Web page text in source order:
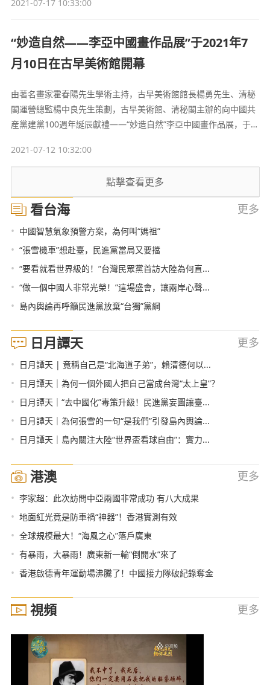
2021-07-17 10:33:00
“妙造自然——李亞中國畫作品展”于2021年7
月10日在古早美術館開幕
由著名畫家霍春陽先生學術主持，古早美術館館長楊勇先生、清秘
閣運營總監楊中良先生策劃，古早美術館、清秘閣主辦的向中國共
産黨建黨100週年誕辰獻禮——“妙造自然”李亞中國畫作品展，于
2021-07-12 10:32:00
點擊查看更多
看台海 更多
• 中國智慧氣象預警方案，為何叫“媽祖”
• “張雪機車”想赴臺，民進黨當局又要擋
• “要看就看世界級的！”台灣民眾黨首訪大陸為何直...
• “做一個中國人非常光榮！”這場盛會，讓兩岸心聲...
• 島內輿論再呼籲民進黨放棄“台獨”黨綱
日月譚天 更多
• 日月譚天 | 竟稱自己是“北海道子弟”，賴清德何以...
• 日月譚天｜為何一個外國人把自己當成台灣“太上皇”？
• 日月譚天｜“去中國化”毒策升級！民進黨妄圖讓臺...
• 日月譚天｜為何張雪的一句“是我們”引發島內輿論...
• 日月譚天｜島內關注大陸“世界盃看球自由”：實力...
港澳 更多
• 李家超：此次訪問中亞兩國非常成功 有八大成果
• 地面紅光竟是防車禍“神器”！香港實測有效
• 全球規模最大！“海風之心”落戶廣東
• 有暴雨，大暴雨！廣東新一輪“倒開水”來了
• 香港啟德青年運動場沸騰了！中國接力隊破紀錄奪金
視頻 更多